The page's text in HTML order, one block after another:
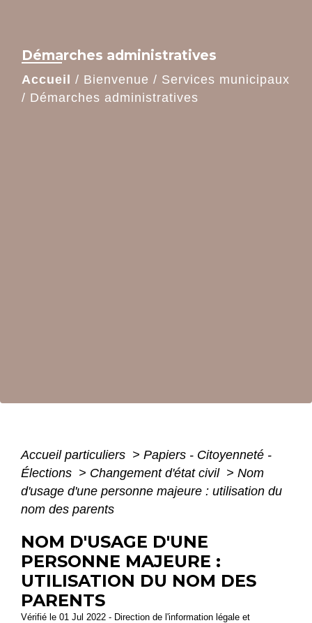
Démarches administratives
Accueil / Bienvenue / Services municipaux
/ Démarches administratives
Accueil particuliers > Papiers - Citoyenneté -
Élections > Changement d'état civil > Nom
d'usage d'une personne majeure : utilisation du
nom des parents
NOM D'USAGE D'UNE
PERSONNE MAJEURE :
UTILISATION DU NOM DES
PARENTS
Vérifié le 01 Jul 2022 - Direction de l'information légale et